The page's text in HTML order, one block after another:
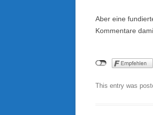
Aber eine
Kommentare
This entry was